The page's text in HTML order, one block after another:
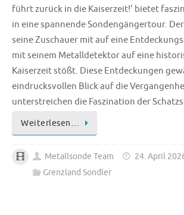
führt zurück in die Kaiserzeit!‘ bietet
in eine spannende Sondengängertour.
seine Zuschauer mit auf eine
mit seinem Metalldetektor auf eine
Kaiserzeit stößt. Diese Entdeckungen
eindrucksvollen Blick auf die
unterstreichen die Faszination der
Weiterlesen…
Metallsonde Team
24. April
Grenzland Sondler